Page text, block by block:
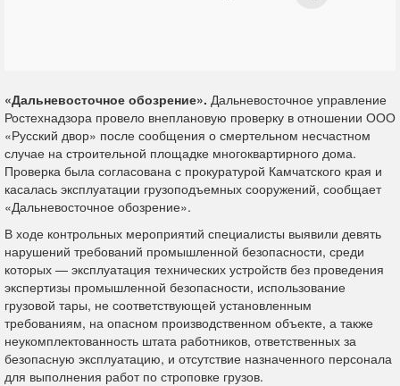
«Дальневосточное обозрение». Дальневосточное управление
Ростехнадзора провело внеплановую проверку в отношении ООО
«Русский двор» после сообщения о смертельном несчастном
случае на строительной площадке многоквартирного дома.
Проверка была согласована с прокуратурой Камчатского края и
касалась эксплуатации грузоподъемных сооружений, сообщает
«Дальневосточное обозрение».
В ходе контрольных мероприятий специалисты выявили девять
нарушений требований промышленной безопасности, среди
которых — эксплуатация технических устройств без проведения
экспертизы промышленной безопасности, использование
грузовой тары, не соответствующей установленным
требованиям, на опасном производственном объекте, а также
неукомплектованность штата работников, ответственных за
безопасную эксплуатацию, и отсутствие назначенного персонала
для выполнения работ по строповке грузов.